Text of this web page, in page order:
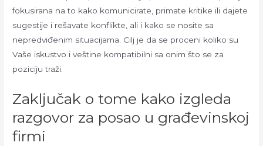
fokusirana na to kako komunicirate, primate kritike ili dajete
sugestije i rešavate konflikte, ali i kako se nosite sa
nepredviđenim situacijama. Cilj je da se proceni koliko su
Vaše iskustvo i veštine kompatibilni sa onim što se za
poziciju traži.
Zaključak o tome kako izgleda
razgovor za posao u građevinskoj
firmi